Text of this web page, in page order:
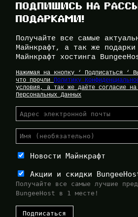
ПОДПИШИСЬ НА
ПОДАРКАМИ!
Получайте все самые
Майнкрафт, а так же
Майнкрафт хостинга
Нажимая на кнопку ‘ Подписаться ‘
что прочли Политику
условия, а так же даёте согласие на
Персональных Данных
Новости Майнкрафт
Акции и скидки
Получайте все самые лучшие
BungeeHost в 1 месте!